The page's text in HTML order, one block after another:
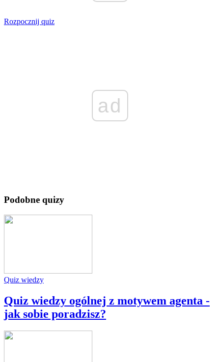
Rozpocznij quiz
ad
Podobne quizy
Quiz wiedzy
Quiz wiedzy ogólnej z motywem agenta -
jak sobie poradzisz?